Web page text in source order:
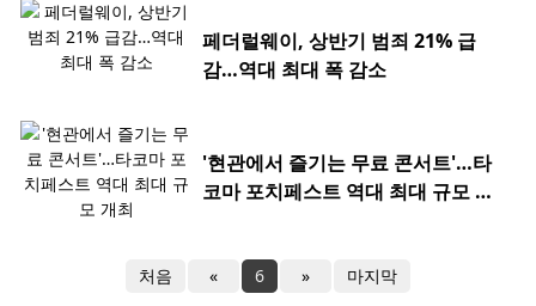
페더럴웨이, 상반기 범죄 21% 급
감…역대 최대 폭 감소
'현관에서 즐기는 무료 콘서트'…타
코마 포치페스트 역대 최대 규모 개
처음 « 6 » 마지막